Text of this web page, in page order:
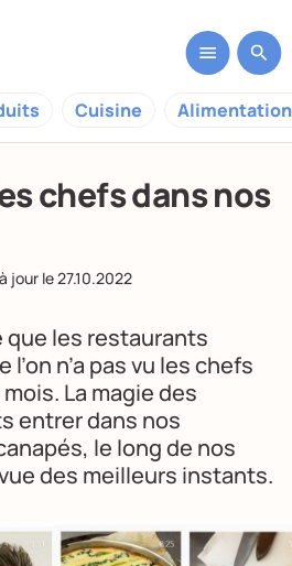
Cuisine
chefs dans nos
jour le27.10.2022
que les restaurants
n’a pas vu les chefs
La magie des
entrer dans nos
le long de nos
des meilleurs instants.